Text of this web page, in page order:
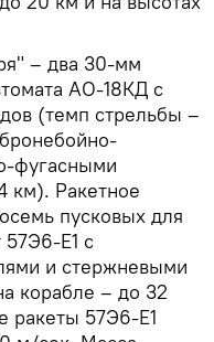
– два 30-мм
АО-18КД с
(темп стрельбы –
фугасными
км). Ракетное
пусковых для
57Э6-Е1 с
и стержневыми
корабле – до 32
ракеты 57Э6-Е1